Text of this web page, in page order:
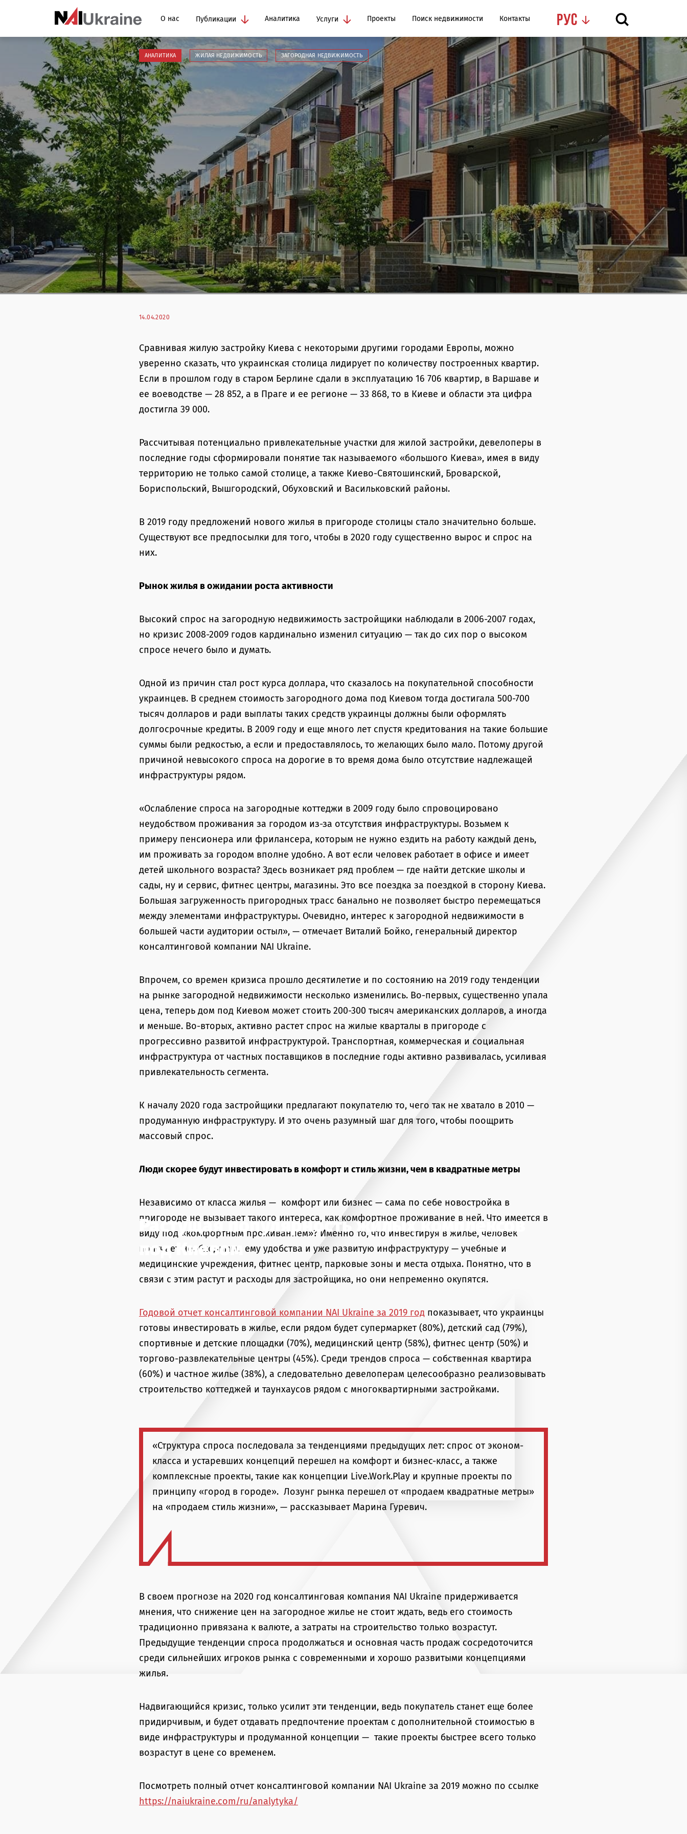
О нас Публикации Аналитика Услуги Проекты Поиск недвижимости Контакты Рус
АНАЛИТИКА ЖИЛАЯ НЕДВИЖИМОСТЬ ЗАГОРОДНАЯ НЕДВИЖИМОСТЬ
Растущая популярность жилых комплексов
под Киевом
14.04.2020
Сравнивая жилую застройку Киева с некоторыми другими городами Европы, можно
уверенно сказать, что украинская столица лидирует по количеству построенных квартир.
Если в прошлом году в старом Берлине сдали в эксплуатацию 16 706 квартир, в Варшаве и
ее воеводстве — 28 852, а в Праге и ее регионе — 33 868, то в Киеве и области эта цифра
достигла 39 000.
Рассчитывая потенциально привлекательные участки для жилой застройки, девелоперы в
последние годы сформировали понятие так называемого «большого Киева», имея в виду
территорию не только самой столице, а также Киево-Святошинский, Броварской,
Бориспольский, Вышгородский, Обуховский и Васильковский районы.
В 2019 году предложений нового жилья в пригороде столицы стало значительно больше.
Существуют все предпосылки для того, чтобы в 2020 году существенно вырос и спрос на
них.
Рынок жилья в ожидании роста активности
Высокий спрос на загородную недвижимость застройщики наблюдали в 2006-2007 годах,
но кризис 2008-2009 годов кардинально изменил ситуацию — так до сих пор о высоком
спросе нечего было и думать.
Одной из причин стал рост курса доллара, что сказалось на покупательной способности
украинцев. В среднем стоимость загородного дома под Киевом тогда достигала 500-700
тысяч долларов и ради выплаты таких средств украинцы должны были оформлять
долгосрочные кредиты. В 2009 году и еще много лет спустя кредитования на такие большие
суммы были редкостью, а если и предоставлялось, то желающих было мало. Потому другой
причиной невысокого спроса на дорогие в то время дома было отсутствие надлежащей
инфраструктуры рядом.
«Ослабление спроса на загородные коттеджи в 2009 году было спровоцировано
неудобством проживания за городом из-за отсутствия инфраструктуры. Возьмем к
примеру пенсионера или фрилансера, которым не нужно ездить на работу каждый день,
им проживать за городом вполне удобно. А вот если человек работает в офисе и имеет
детей школьного возраста? Здесь возникает ряд проблем — где найти детские школы и
сады, ну и сервис, фитнес центры, магазины. Это все поездка за поездкой в ​​сторону Киева.
Большая загруженность пригородных трасс банально не позволяет быстро перемещаться
между элементами инфраструктуры. Очевидно, интерес к загородной недвижимости в
большей части аудитории остыл», — отмечает Виталий Бойко, генеральный директор
консалтинговой компании NAI Ukraine.
Впрочем, со времен кризиса прошло десятилетие и по состоянию на 2019 году тенденции
на рынке загородной недвижимости несколько изменились. Во-первых, существенно упала
цена, теперь дом под Киевом может стоить 200-300 тысяч американских долларов, а иногда
и меньше. Во-вторых, активно растет спрос на жилые кварталы в пригороде с
прогрессивно развитой инфраструктурой. Транспортная, коммерческая и социальная
инфраструктура от частных поставщиков в последние годы активно развивалась, усиливая
привлекательность сегмента.
К началу 2020 года застройщики предлагают покупателю то, чего так не хватало в 2010 —
продуманную инфраструктуру. И это очень разумный шаг для того, чтобы поощрить
массовый спрос.
Люди скорее будут инвестировать в комфорт и стиль жизни, чем в квадратные метры
Независимо от класса жилья — комфорт или бизнес — сама по себе новостройка в
пригороде не вызывает такого интереса, как комфортное проживание в ней. Что имеется в
виду под «комфортным проживанием»? Именно то, что инвестируя в жилье, человек
получает необходимые ему удобства и уже развитую инфраструктуру — учебные и
медицинские учреждения, фитнес центр, парковые зоны и места отдыха. Понятно, что в
связи с этим растут и расходы для застройщика, но они непременно окупятся.
Годовой отчет консалтинговой компании NAI Ukraine за 2019 год показывает, что украинцы
готовы инвестировать в жилье, если рядом будет супермаркет (80%), детский сад (79%),
спортивные и детские площадки (70%), медицинский центр (58%), фитнес центр (50%) и
торгово-развлекательные центры (45%). Среди трендов спроса — собственная квартира
(60%) и частное жилье (38%), а следовательно девелоперам целесообразно реализовывать
строительство коттеджей и таунхаусов рядом с многоквартирными застройками.
«Структура спроса последовала за тенденциями предыдущих лет: спрос от эконом-
класса и устаревших концепций перешел на комфорт и бизнес-класс, а также
комплексные проекты, такие как концепции Live.Work.Play и крупные проекты по
принципу «город в городе». Лозунг рынка перешел от «продаем квадратные метры»
на «продаем стиль жизни»», — рассказывает Марина Гуревич.
В своем прогнозе на 2020 год консалтинговая компания NAI Ukraine придерживается
мнения, что снижение цен на загородное жилье не стоит ждать, ведь его стоимость
традиционно привязана к валюте, а затраты на строительство только возрастут.
Предыдущие тенденции спроса продолжаться и основная часть продаж сосредоточится
среди сильнейших игроков рынка с современными и хорошо развитыми концепциями
жилья.
Надвигающийся кризис, только усилит эти тенденции, ведь покупатель станет еще более
придирчивым, и будет отдавать предпочтение проектам с дополнительной стоимостью в
виде инфраструктуры и продуманной концепции — такие проекты быстрее всего только
возрастут в цене со временем.
Посмотреть полный отчет консалтинговой компании NAI Ukraine за 2019 можно по ссылке
https://naiukraine.com/ru/analytyka/